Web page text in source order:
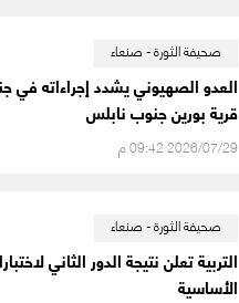
صحيفة الثورة - صنعاء
العدو الصهيوني يشدد إجراءاته في
قرية بورين جنوب نابلس
2026/07/29 09:42 م
صحيفة الثورة - صنعاء
التربية تعلن نتيجة الدور الثاني
الأساسية